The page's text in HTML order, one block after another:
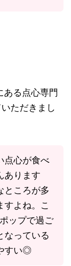
る点心専門
ただきまし
点心が食べ
あります
ところが多
すよね。こ
ップで過ご
なっている
すい◎